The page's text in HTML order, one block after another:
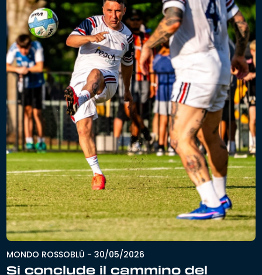
MONDO ROSSOBLÙ - 30/05/2026
Si conclude il cammino del